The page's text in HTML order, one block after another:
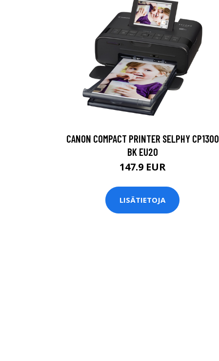
CANON COMPACT PRINTER SELPHY CP1300
BK EU20
147.9 EUR
LISÄTIETOJA